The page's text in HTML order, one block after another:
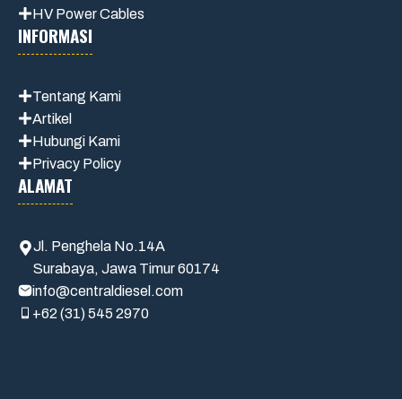
HV Power Cables
INFORMASI
Tentang Kami
Artikel
Hubungi Kami
Privacy Policy
ALAMAT
Jl. Penghela No.14A
Surabaya, Jawa Timur 60174
info@centraldiesel.com
+62 (31) 545 2970